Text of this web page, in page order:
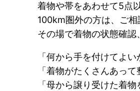
着物や帯をあわせて5点
100km圏外の方は、ご相
その場で着物の状態確認
「何から手を付けてよい
「着物がたくさんあって
「母から譲り受けた着